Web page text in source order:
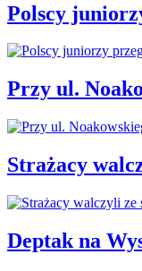
Polscy
Przy ul.
Strażacy
Deptak na